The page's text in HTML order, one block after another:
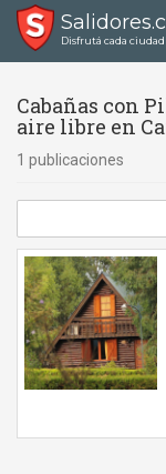
Disfrutá cada
Cabañas con
aire libre en
1 publicaciones